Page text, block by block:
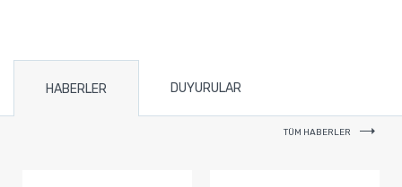
HABERLER DUYURULAR
TÜM HABERLER